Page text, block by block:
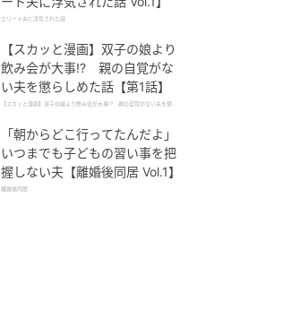
エリート夫に浮気された話
【スカッと漫画】双子の娘より
飲み会が大事!? 親の自覚がな
い夫を懲らしめた話【第1話】
【スカッと漫画】双子の娘より飲み会が大事!? 親の自覚がない夫を懲ら
「朝からどこ行ってたんだよ」
いつまでも子どもの習い事を把
握しない夫【離婚後同居 Vol.1】
離婚後同居